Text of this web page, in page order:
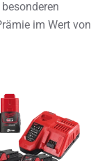
im Wert von